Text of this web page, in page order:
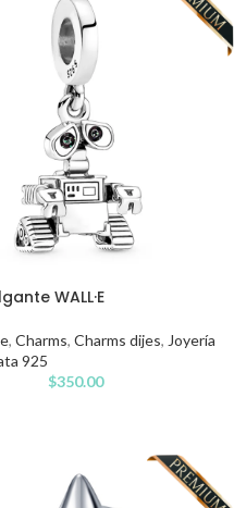
WALL·E
, Charms, Charms dijes, Joyería
925
$350.00